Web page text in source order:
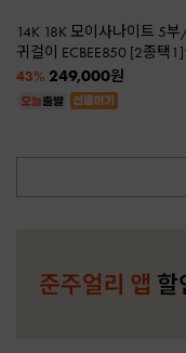
14K 18K 모이사나이트 5
귀걸이 ECBEE850 [2종택
쇼핑백 증정★
43% 249,000원